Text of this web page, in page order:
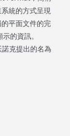
統的方式呈現
平面文件的完
的資訊。
克提出的名為